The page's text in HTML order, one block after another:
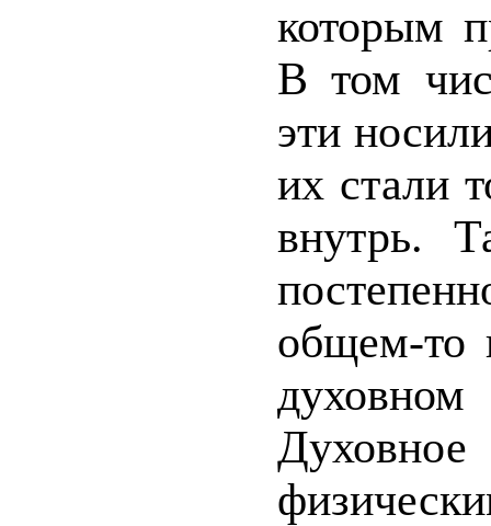
которым
В том
эти
их стали
внутрь.
общем-то